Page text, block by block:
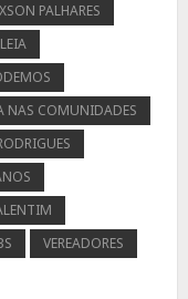
PALHARES
NAS COMUNIDADES
VEREADORES